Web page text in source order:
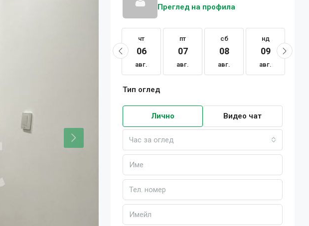
Преглед на профила
чт
06
авг.
пт
07
авг.
сб
08
авг.
нд
09
авг.
Тип оглед
Лично Видео чат
Час за оглед